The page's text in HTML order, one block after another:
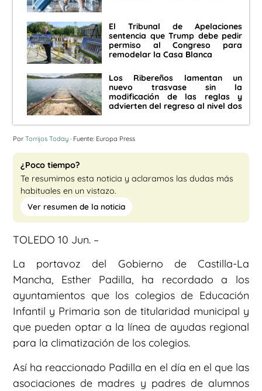
El Tribunal de Apelaciones
sentencia que Trump debe pedir
permiso al Congreso para
remodelar la Casa Blanca
Los Ribereños lamentan un
nuevo trasvase sin la
modificación de las reglas y
advierten del regreso al nivel dos
Por Torrijos Today · Fuente: Europa Press
¿Poco tiempo?
Te resumimos esta noticia y aclaramos las dudas más
habituales en un vistazo.
Ver resumen de la noticia
TOLEDO 10 Jun. –
La portavoz del Gobierno de Castilla-La
Mancha, Esther Padilla, ha recordado a los
ayuntamientos que los colegios de Educación
Infantil y Primaria son de titularidad municipal y
que pueden optar a la línea de ayudas regional
para la climatización de los colegios.
Así ha reaccionado Padilla en el día en el que las
asociaciones de madres y padres de alumnos